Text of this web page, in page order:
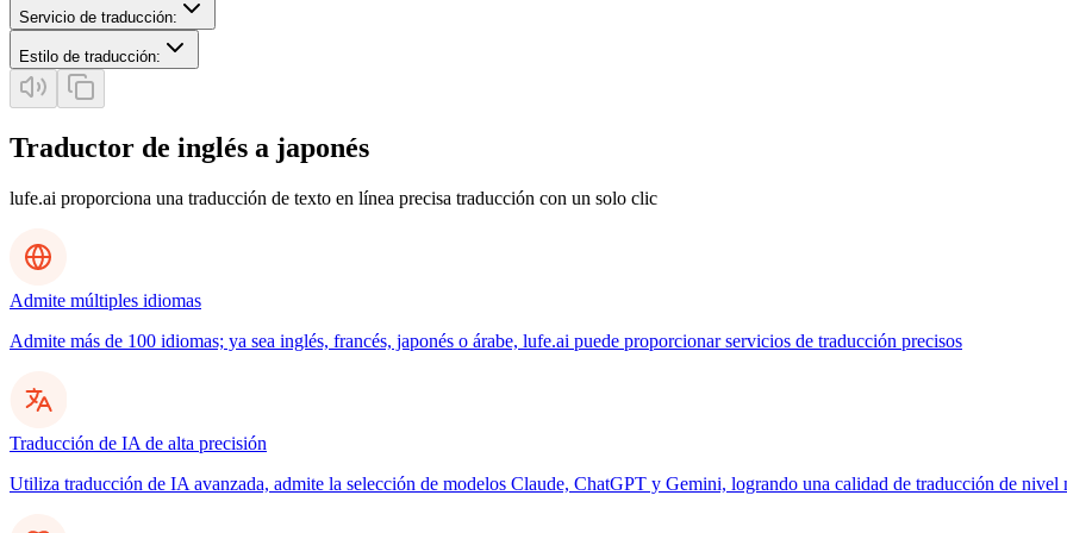
Servicio de traducción:
Estilo de traducción:
Traductor de inglés a japonés
lufe.ai proporciona una traducción de texto en línea precisa traducción con un solo clic
Admite múltiples idiomas
Admite más de 100 idiomas; ya sea inglés, francés, japonés o árabe, lufe.ai puede proporcionar servicios de traducción precisos
Traducción de IA de alta precisión
Utiliza traducción de IA avanzada, admite la selección de modelos Claude, ChatGPT y Gemini, logrando una calidad de traducción de nivel